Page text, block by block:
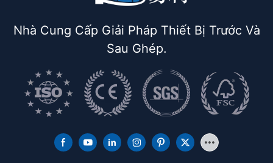
Nhà Cung Cấp Giải Pháp Thiết Bị Trước Và
Sau Ghép.